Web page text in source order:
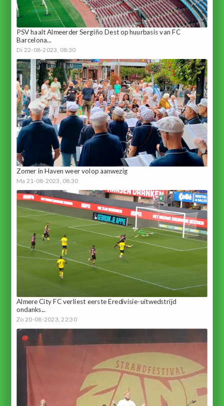
PSV haalt Almeerder Sergiño Dest op huurbasis van FC
Barcelona...
Di 22-08-2023, 08:30
Zomer in Haven weer volop aanwezig
Ma 21-08-2023, 08:30
Almere City FC verliest eerste Eredivisie-uitwedstrijd
ondanks...
Zo 20-08-2023, 22:30